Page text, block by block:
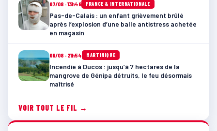
07/08 · 13h46 FRANCE & INTERNATIONALE
Pas-de-Calais : un enfant grièvement brûlé
après l’explosion d’une balle antistress achetée
en magasin
06/08 · 21h54 MARTINIQUE
Incendie à Ducos : jusqu’à 7 hectares de la
mangrove de Génipa détruits, le feu désormais
maîtrisé
VOIR TOUT LE FIL →